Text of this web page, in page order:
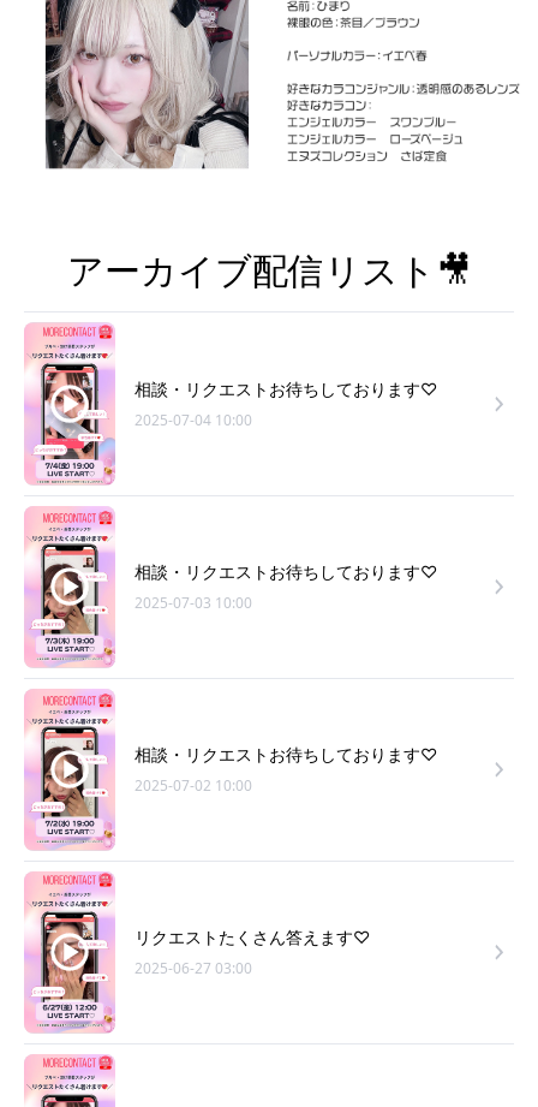
アーカイブ配信リスト🎥
相談・リクエストお待ちしております♡
2025-07-04 10:00
相談・リクエストお待ちしております♡
2025-07-03 10:00
相談・リクエストお待ちしております♡
2025-07-02 10:00
リクエストたくさん答えます♡
2025-06-27 03:00